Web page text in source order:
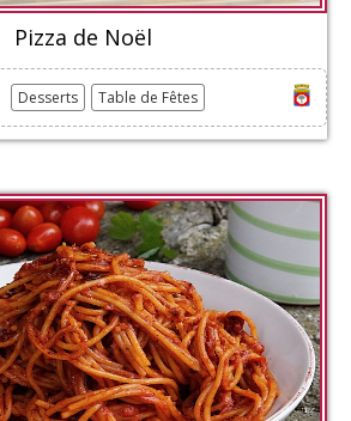
Pizza de Noël
Desserts Table de Fêtes